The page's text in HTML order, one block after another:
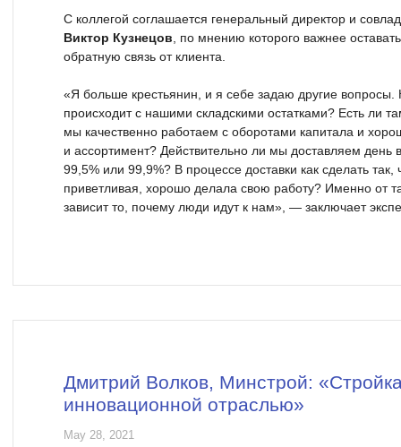
С коллегой соглашается генеральный директор и
Виктор Кузнецов , по мнению которого важнее
обратную связь от клиента.
«Я больше крестьянин, и я себе задаю другие вопросы.
происходит с нашими складскими остатками? Есть ли
мы качественно работаем с оборотами капитала и
и ассортимент? Действительно ли мы доставляем день
99,5% или 99,9%? В процессе доставки как сделать
приветливая, хорошо делала свою работу? Именно от
зависит то, почему люди идут к нам», — заключает
Дмитрий Волков, Минстрой:
инновационной отраслью»
May 28, 2021